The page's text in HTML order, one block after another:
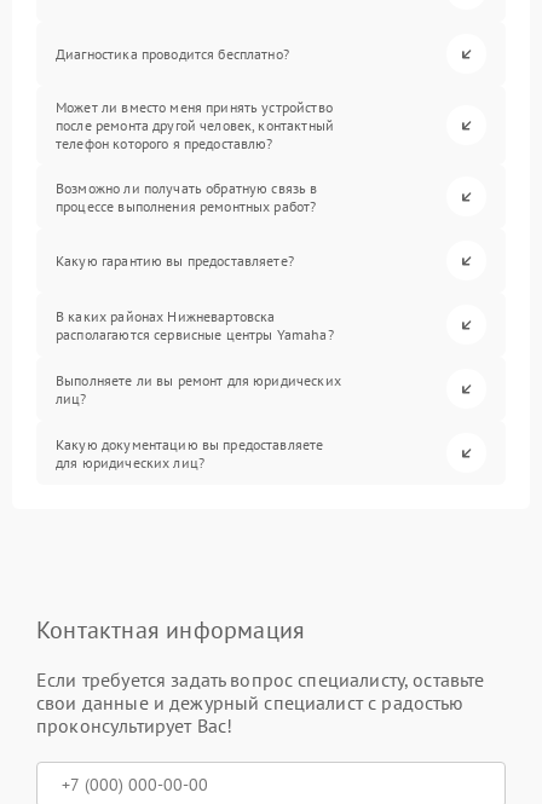
Диагностика проводится бесплатно?
Может ли вместо меня принять устройство
после ремонта другой человек, контактный
телефон которого я предоставлю?
Возможно ли получать обратную связь в
процессе выполнения ремонтных работ?
Какую гарантию вы предоставляете?
В каких районах Нижневартовска
располагаются сервисные центры Yamaha?
Выполняете ли вы ремонт для юридических
лиц?
Какую документацию вы предоставляете
для юридических лиц?
Контактная информация
Если требуется задать вопрос специалисту, оставьте
свои данные и дежурный специалист с радостью
проконсультирует Вас!